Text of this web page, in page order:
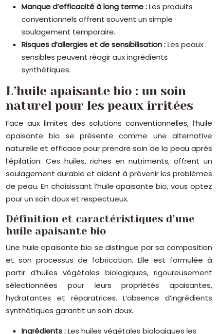
Manque d’efficacité à long terme :Les produits
conventionnels offrent souvent un simple
soulagement temporaire.
Risques d’allergies et de sensibilisation :Les peaux
sensibles peuvent réagir aux ingrédients
synthétiques.
L’huile apaisante bio : un soin
naturel pour les peaux irritées
Face aux limites des solutions conventionnelles, l’huile
apaisante bio se présente comme une alternative
naturelle et efficace pour prendre soin de la peau après
l’épilation. Ces huiles, riches en nutriments, offrent un
soulagement durable et aident à prévenir les problèmes
de peau. En choisissant l’huile apaisante bio, vous optez
pour un soin doux et respectueux.
Définition et caractéristiques d’une
huile apaisante bio
Une huile apaisante bio se distingue par sa composition
et son processus de fabrication. Elle est formulée à
partir d’huiles végétales biologiques, rigoureusement
sélectionnées pour leurs propriétés apaisantes,
hydratantes et réparatrices. L’absence d’ingrédients
synthétiques garantit un soin doux.
Ingrédients :Les huiles végétales biologiques les